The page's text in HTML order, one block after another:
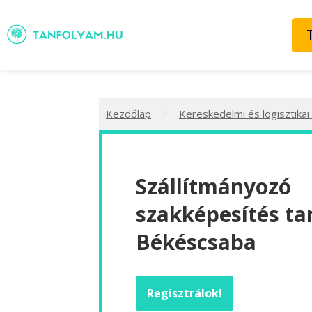
Kezdőlap Kereskedelmi és
Szállítmányozó
szakképesítés
Békéscsaba
Regisztrálok!